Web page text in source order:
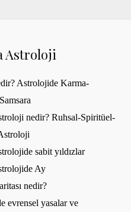
Astroloji
Astrolojide Karma-
nedir? Ruhsal-Spiritüel-
sabit yıldızlar
Ay
nedir?
evrensel yasalar ve